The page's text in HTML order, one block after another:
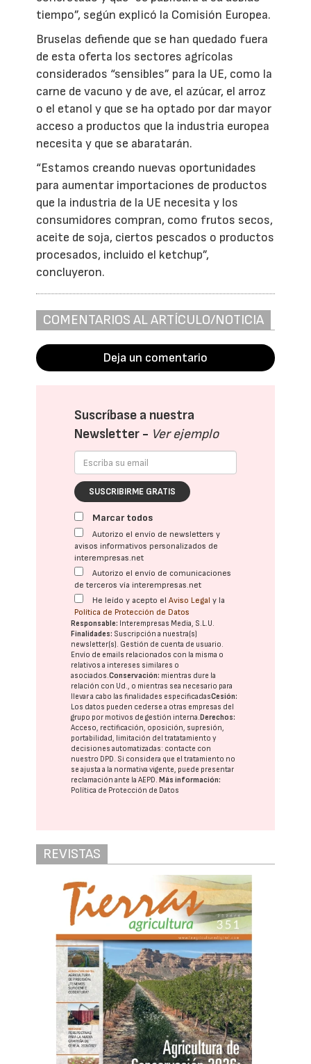
tiempo”, según explicó la Comisión Europea.
Bruselas defiende que se han quedado fuera
de esta oferta los sectores agrícolas
considerados “sensibles” para la UE, como la
carne de vacuno y de ave, el azúcar, el arroz
o el etanol y que se ha optado por dar mayor
acceso a productos que la industria europea
necesita y que se abaratarán.
“Estamos creando nuevas oportunidades
para aumentar importaciones de productos
que la industria de la UE necesita y los
consumidores compran, como frutos secos,
aceite de soja, ciertos pescados o productos
procesados, incluido el ketchup”,
concluyeron.
COMENTARIOS AL ARTÍCULO/NOTICIA
Deja un comentario
Suscríbase a nuestra
Newsletter - Ver ejemplo
SUSCRIBIRME GRATIS
Marcar todos
Autorizo el envío de newsletters y
avisos informativos personalizados de
interempresas.net
Autorizo el envío de comunicaciones
de terceros vía interempresas.net
He leído y acepto elAviso Legal y la
Política de Protección de Datos
Responsable: Interempresas Media, S.L.U.
Finalidades: Suscripción a nuestra(s)
newsletter(s). Gestión de cuenta de usuario.
Envío de emails relacionados con la misma o
relativos a intereses similares o
asociados.Conservación: mientras dure la
relación con Ud., o mientras sea necesario para
llevar a cabo las finalidades especificadasCesión:
Los datos pueden cederse a otras empresas del
grupo por motivos de gestión interna. Derechos:
Acceso, rectificación, oposición, supresión,
portabilidad, limitación del tratatamiento y
decisiones automatizadas: contacte con
nuestro DPD. Si considera que el tratamiento no
se ajusta a la normativa vigente, puede presentar
reclamación ante laAEPD. Más información:
Política de Protección de Datos
REVISTAS